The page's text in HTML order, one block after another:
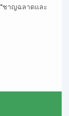
ชาญฉลาดและ